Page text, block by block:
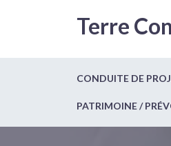
Terre
CONDUITE DE
PATRIMOINE /